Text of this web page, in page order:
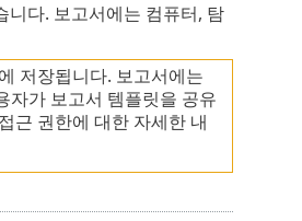
니다. 보고서에는 컴퓨터, 탐
저장됩니다. 보고서에는
자가 보고서 템플릿을 공유
근 권한에 대한 자세한 내